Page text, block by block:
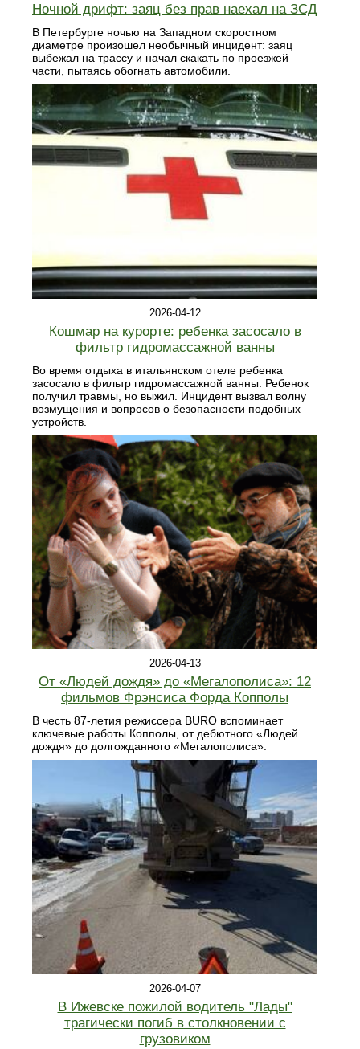
Ночной дрифт: заяц без прав наехал на ЗСД
В Петербурге ночью на Западном скоростном
диаметре произошел необычный инцидент: заяц
выбежал на трассу и начал скакать по проезжей
части, пытаясь обогнать автомобили.
2026-04-12
Кошмар на курорте: ребенка засосало в
фильтр гидромассажной ванны
Во время отдыха в итальянском отеле ребенка
засосало в фильтр гидромассажной ванны. Ребенок
получил травмы, но выжил. Инцидент вызвал волну
возмущения и вопросов о безопасности подобных
устройств.
2026-04-13
От «Людей дождя» до «Мегалополиса»: 12
фильмов Фрэнсиса Форда Копполы
В честь 87-летия режиссера BURO вспоминает
ключевые работы Копполы, от дебютного «Людей
дождя» до долгожданного «Мегалополиса».
2026-04-07
В Ижевске пожилой водитель "Лады"
трагически погиб в столкновении с
грузовиком